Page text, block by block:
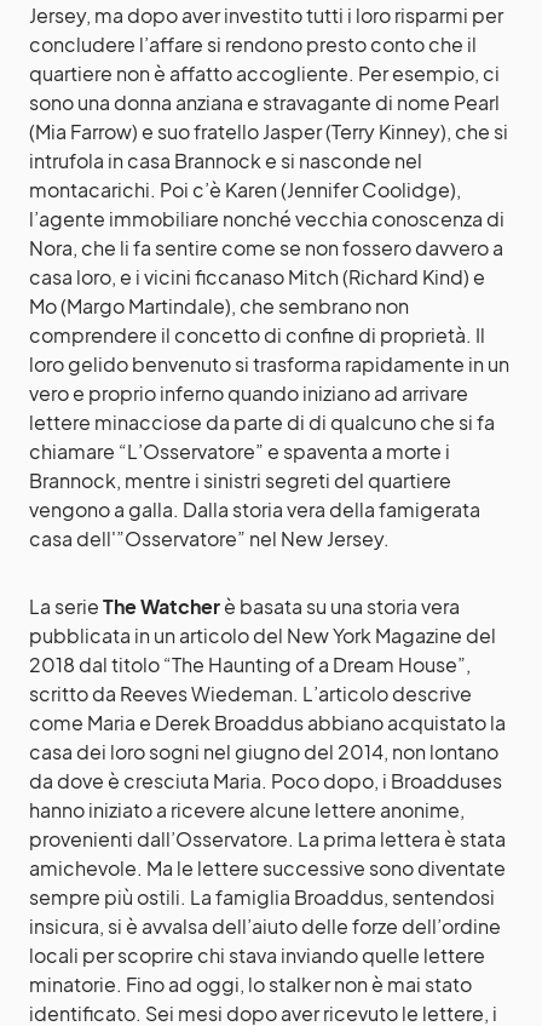
Jersey, ma dopo aver investito tutti i loro risparmi per
concludere l’affare si rendono presto conto che il
quartiere non è affatto accogliente. Per esempio, ci
sono una donna anziana e stravagante di nome Pearl
(Mia Farrow) e suo fratello Jasper (Terry Kinney), che si
intrufola in casa Brannock e si nasconde nel
montacarichi. Poi c’è Karen (Jennifer Coolidge),
l’agente immobiliare nonché vecchia conoscenza di
Nora, che li fa sentire come se non fossero davvero a
casa loro, e i vicini ficcanaso Mitch (Richard Kind) e
Mo (Margo Martindale), che sembrano non
comprendere il concetto di confine di proprietà. Il
loro gelido benvenuto si trasforma rapidamente in un
vero e proprio inferno quando iniziano ad arrivare
lettere minacciose da parte di di qualcuno che si fa
chiamare “L’Osservatore” e spaventa a morte i
Brannock, mentre i sinistri segreti del quartiere
vengono a galla. Dalla storia vera della famigerata
casa dell'”Osservatore” nel New Jersey.
La serieThe Watcherè basata su una storia vera
pubblicata in un articolo del New York Magazine del
2018 dal titolo “The Haunting of a Dream House”,
scritto da Reeves Wiedeman. L’articolo descrive
come Maria e Derek Broaddus abbiano acquistato la
casa dei loro sogni nel giugno del 2014, non lontano
da dove è cresciuta Maria. Poco dopo, i Broadduses
hanno iniziato a ricevere alcune lettere anonime,
provenienti dall’Osservatore. La prima lettera è stata
amichevole. Ma le lettere successive sono diventate
sempre più ostili. La famiglia Broaddus, sentendosi
insicura, si è avvalsa dell’aiuto delle forze dell’ordine
locali per scoprire chi stava inviando quelle lettere
minatorie. Fino ad oggi, lo stalker non è mai stato
identificato. Sei mesi dopo aver ricevuto le lettere, i